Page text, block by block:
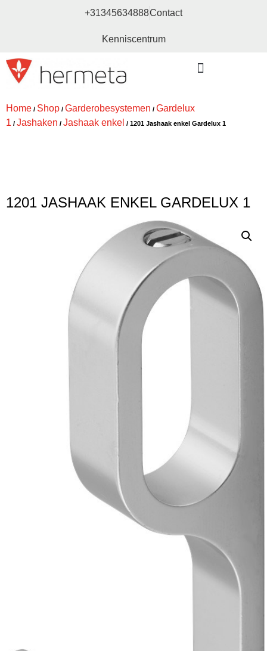
+31345634888Contact
Kenniscentrum
Home / Shop / Garderobesystemen / Gardelux
1 / Jashaken / Jashaak enkel / 1201 Jashaak enkel Gardelux 1
1201 JASHAAK ENKEL GARDELUX 1